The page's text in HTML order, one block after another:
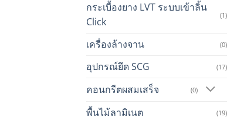
กระเบื้องยาง LVT ระบบเข้าลิ้น
Click
(1)
เครื่องล้างจาน (0)
อุปกรณ์ยึด SCG (17)
คอนกรีตผสมเสร็จ (0)
พื้นไม้ลามิเนต (19)